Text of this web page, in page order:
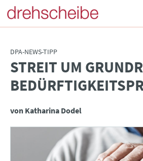
DPA-NEWS-TIPP
:STREIT UM
von Katharina Dodel